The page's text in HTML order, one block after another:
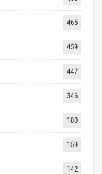
465
459
447
346
180
159
142